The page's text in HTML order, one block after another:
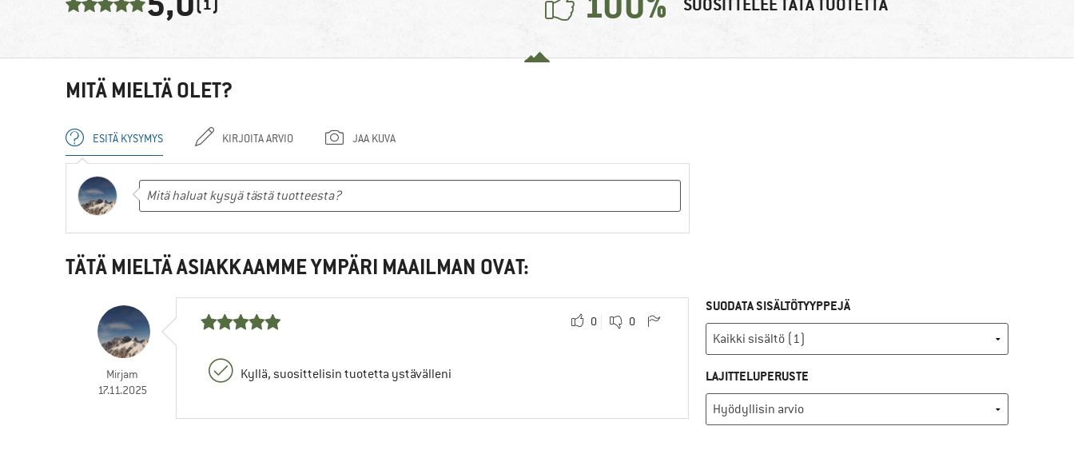
SUOSITTELEE TÄTÄ TUOTETTA
MITÄ MIELTÄ OLET?
ESITÄ KYSYMYS KIRJOITA ARVIO JAA KUVA
TÄTÄ MIELTÄ ASIAKKAAMME YMPÄRI MAAILMAN OVAT:
Mirjam
17.11.2025
0 0
Kyllä, suosittelisin tuotetta ystävälleni
SUODATA SISÄLTÖTYYPPEJÄ
LAJITTELUPERUSTE